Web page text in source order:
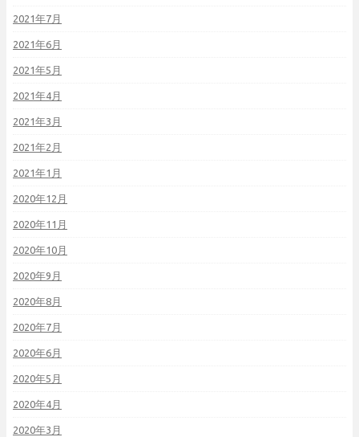
2021年7月
2021年6月
2021年5月
2021年4月
2021年3月
2021年2月
2021年1月
2020年12月
2020年11月
2020年10月
2020年9月
2020年8月
2020年7月
2020年6月
2020年5月
2020年4月
2020年3月